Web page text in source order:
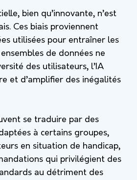
bien qu’innovante, n’est
Ces biais proviennent
utilisées pour entraîner les
de données ne
des utilisateurs, l’IA
et d’amplifier des inégalités
se traduire par des
à certains groupes,
en situation de handicap,
qui privilégient des
au détriment des